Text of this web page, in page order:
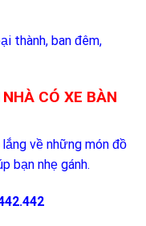
thành, ban đêm,
CÓ XE BÀN
lắng về những món đồ
bạn nhẹ gánh.